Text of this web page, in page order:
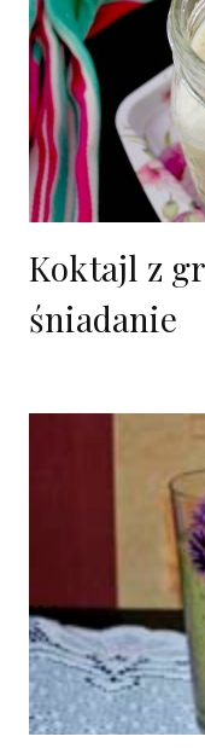
Koktajl z
śniadanie